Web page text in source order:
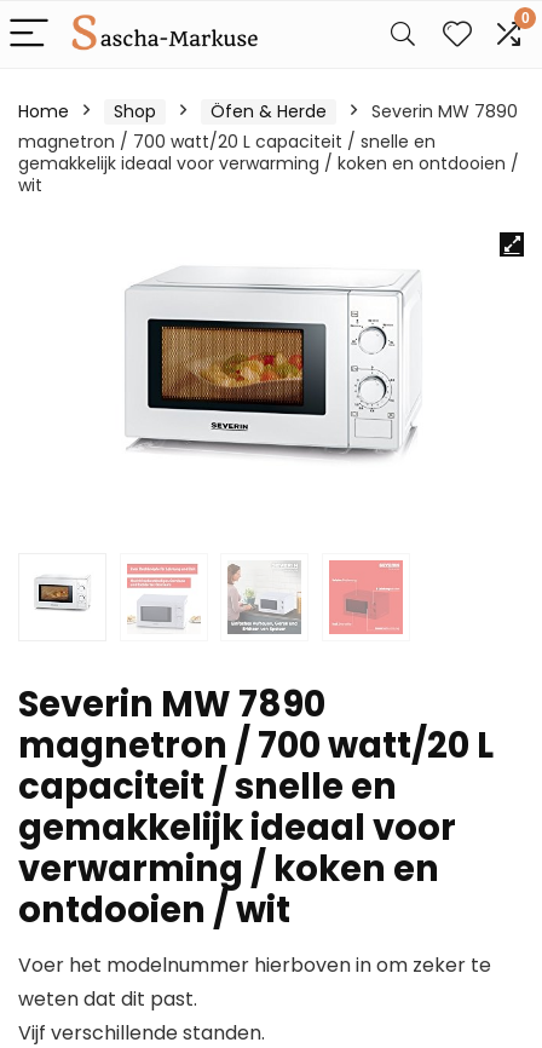
0
Home Shop Öfen & Herde
Severin MW 7890
magnetron / 700 watt/20 L capaciteit / snelle en
gemakkelijk ideaal voor verwarming / koken en ontdooien /
wit
Severin MW 7890
magnetron / 700 watt/20 L
capaciteit / snelle en
gemakkelijk ideaal voor
verwarming / koken en
ontdooien / wit
Voer het modelnummer hierboven in om zeker te
weten dat dit past.
Vijf verschillende standen.